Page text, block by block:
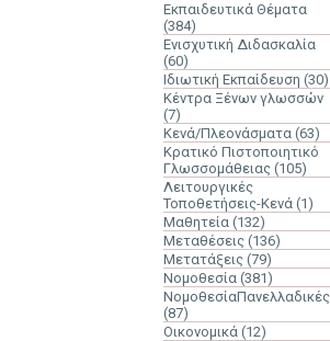
Εκπαιδευτικά Θέματα
(384)
Ενισχυτική Διδασκαλία
(60)
Ιδιωτική Εκπαίδευση (30)
Κέντρα Ξένων γλωσσών
(7)
Κενά/Πλεονάσματα (63)
Κρατικό Πιστοποιητικό
Γλωσσομάθειας (105)
Λειτουργικές
Τοποθετήσεις-Κενά (1)
Μαθητεία (132)
Μεταθέσεις (136)
Μετατάξεις (79)
Νομοθεσία (381)
ΝομοθεσίαΠανελλαδικές
(87)
Οικονομικά (12)